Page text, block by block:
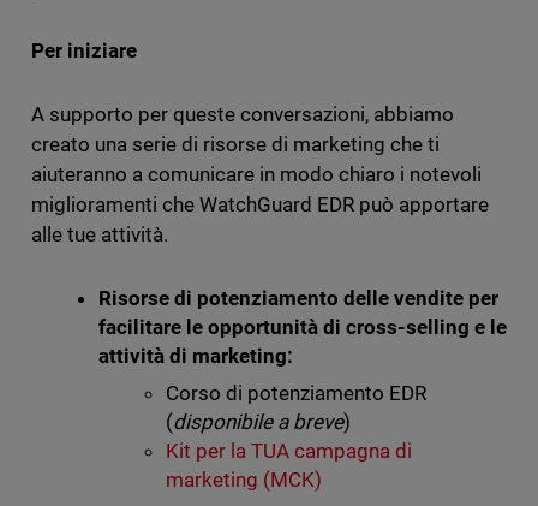
Per iniziare
A supporto per queste conversazioni, abbiamo
creato una serie di risorse di marketing che ti
aiuteranno a comunicare in modo chiaro i notevoli
miglioramenti che WatchGuard EDR può apportare
alle tue attività.
Risorse di potenziamento delle vendite per
facilitare le opportunità di cross-selling e le
attività di marketing:
Corso di potenziamento EDR
(disponibile a breve)
Kit per la TUA campagna di
marketing (MCK)